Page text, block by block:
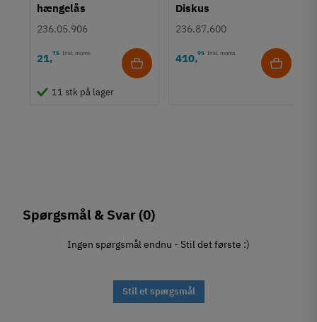
hængelås
236.05.906
21,75 Inkl. moms
11 stk på lager
Diskus
236.87.600
410,95 Inkl. moms
Spørgsmål & Svar(0)
Ingen spørgsmål endnu - Stil det første :)
Stil et spørgsmål